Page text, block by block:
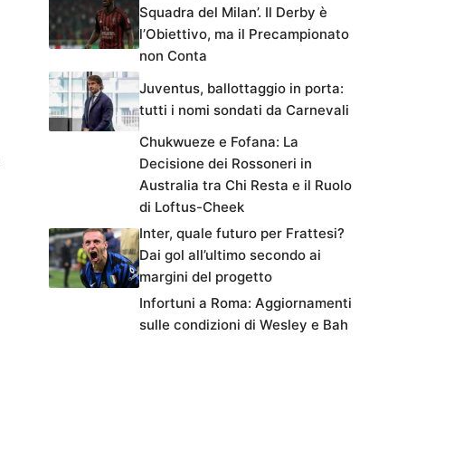
Squadra del Milan’. Il Derby è
l’Obiettivo, ma il Precampionato
non Conta
Juventus, ballottaggio in porta:
tutti i nomi sondati da Carnevali
Chukwueze e Fofana: La
Decisione dei Rossoneri in
Australia tra Chi Resta e il Ruolo
di Loftus-Cheek
Inter, quale futuro per Frattesi?
Dai gol all’ultimo secondo ai
margini del progetto
Infortuni a Roma: Aggiornamenti
sulle condizioni di Wesley e Bah